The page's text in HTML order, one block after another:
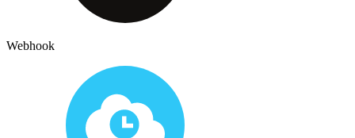
Webhook